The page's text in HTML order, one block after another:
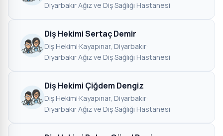
Diyarbakır Ağız ve Diş Sağlığı Hastanesi
Diş Hekimi Sertaç Demir
Diş Hekimi·Kayapınar, Diyarbakır·
Diyarbakır Ağız ve Diş Sağlığı Hastanesi
Diş Hekimi Çiğdem Dengiz
Diş Hekimi·Kayapınar, Diyarbakır·
Diyarbakır Ağız ve Diş Sağlığı Hastanesi